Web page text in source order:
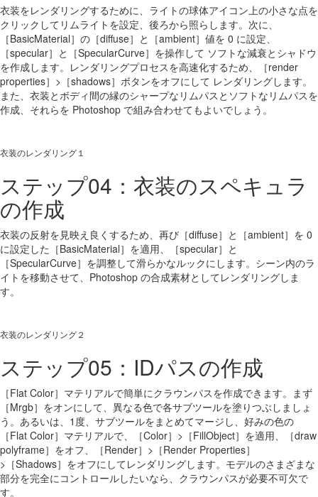
衣装をレンダリングするために、ライトの球体アイコン上の小さな点を
クリックしてリムライトを設定、後ろから照らします。次に、
［BasicMaterial］の［diffuse］と［ambient］値を 0 に設定、
［specular］と［SpecularCurve］を操作して ソフトな減衰とシャドウ
を作成します。レンダリングプロセスを高速化するため、［render
properties］>［shadows］ボタンをオフにして レンダリングします。
また、衣装とボディ間の縁のシャープなリムパスとソフトなリムパスを
作成、それらを Photoshop で組み合わせてもよいでしょう。
衣装のレンダリング１
ステップ04：衣装のスペキュラ
の作成
衣装の反射を見映え良くするため、再び［diffuse］と［ambient］を 0
に設定した［BasicMaterial］を適用、［specular］と
［SpecularCurve］を調整して滑らかなルックにします。シーン内のラ
イトを移動させて、Photoshop の合成素材としてレンダリングしま
す。
衣装のレンダリング２
ステップ05：IDパスの作成
［Flat Color］マテリアルで簡単にクラウンパスを作成できます。まず
［Mrgb］をオンにして、異なる色で各サブツールを塗りつぶしましょ
う。あるいは、1度、サブツールをまとめてマージし、好みの色の
［Flat Color］マテリアルで、［Color］>［FillObject］を適用、［draw
polyframe］をオフ、［Render］>［Render Properties］
>［Shadows］をオフにしてレンダリングします。モデルのさまざまな
部分を完全にコントロールしたいなら、クラウンパスが必要不可欠で
す。